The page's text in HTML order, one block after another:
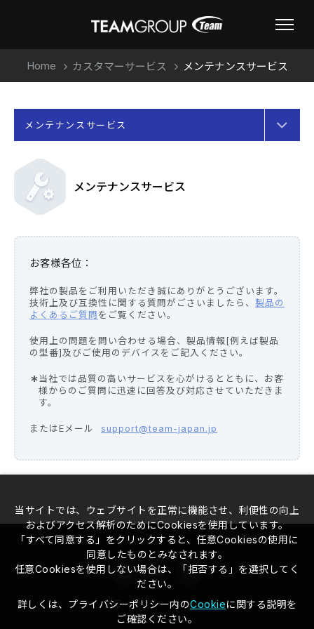
Home カスタマーサービス メンテナンスサービス
メンテナンスサービス
メンテナンスサービス
お客様各位：
弊社の製品をご利用いただき誠にありがとうございます。
技術上及び互換性に関する質問がごさいましたら、 製品の
よくあるご質問 をご覧ください。
使用上の問題を問い合わせる場合、製品情報[例えば製品
の型番]及びご使用のデバイスをご記入ください。
当社では品質の高いサービスを心がけるとともに、お客
様からのご質問に迅速に回答及び対応させていただきま
す。
またはEメール support@team-japan.jp
プライバシーポリシー
当サイトでは、ウェブサイトを正常に機能させ、利便性の向上
およびアクセス解析のためにCookiesを使用しています。
「すべて同意する」をクリックすると、任意Cookiesの使用に
同意したものとみなされます。
任意Cookiesを使用しない場合は、「拒否する」を選択してく
ださい。
詳しくは、プライバシーポリシー内のCookieに関する説明を
ご確認ください。